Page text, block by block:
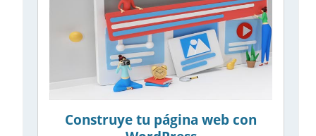
Construye tu página web con